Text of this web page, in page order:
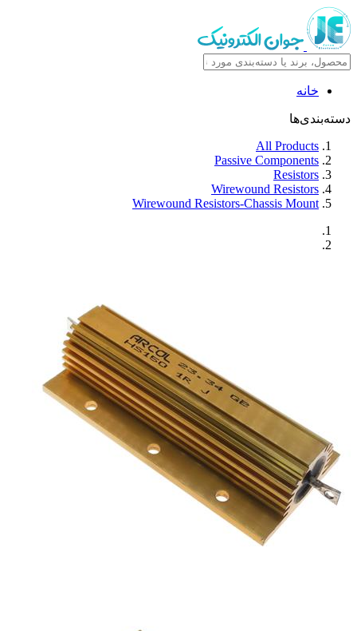
خانه
دسته‌بندی‌ها
All Products
Passive Components
Resistors
Wirewound Resistors
Wirewound Resistors-Chassis Mount